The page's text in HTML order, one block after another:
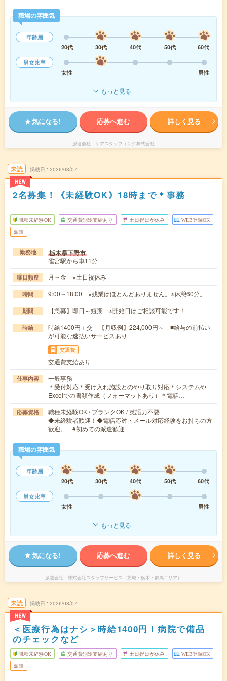
職場の雰囲気
年齢層
20代
30代 40代 50代
60代
男女比率
女性
男性
もっと見る
気になる! 応募へ進む 詳しく見る
派遣会社 ケアスタッフィング株式会社
未読
NEW
掲載日 2026/08/07
2名募集！《未経験OK》18時まで＊事務
職種未経験OK 交通費別途支給あり 土日祝日が休み WEB登録OK
派遣
勤務地 栃木県下野市
雀宮駅から車11分
曜日頻度 月～金 ※土日祝休み
時間 9:00～18:00 ※残業はほとんどありません。※休憩60分。
期間 【急募】即日～短期 ※開始日はご相談可能です！
時給
時給1400円＋交 【月収例】224,000円～ ■給与の前払い
が可能な速払いサービスあり
交通費
交通費支給あり
仕事内容
一般事務
＊受付対応＊受け入れ施設とのやり取り対応＊システムや
Excelでの書類作成（フォーマットあり）＊電話…
応募資格
職種未経験OK / ブランクOK / 英語力不要
◆未経験者歓迎！◆電話応対・メール対応経験をお持ちの方
歓迎。 #初めての派遣歓迎
職場の雰囲気
年齢層
20代
30代 40代 50代
60代
男女比率
女性
男性
もっと見る
気になる! 応募へ進む 詳しく見る
派遣会社 株式会社スタッフサービス（茨城・栃木・群馬エリア）
未読
NEW
掲載日 2026/08/07
＜医療行為はナシ＞時給1400円！病院で備品
のチェックなど
職種未経験OK 交通費別途支給あり 土日祝日が休み WEB登録OK
派遣